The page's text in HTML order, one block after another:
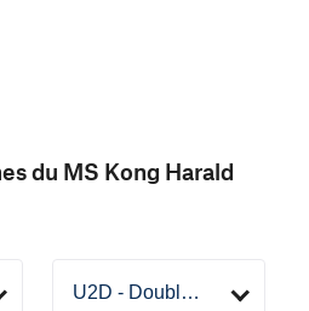
du MS Kong Harald